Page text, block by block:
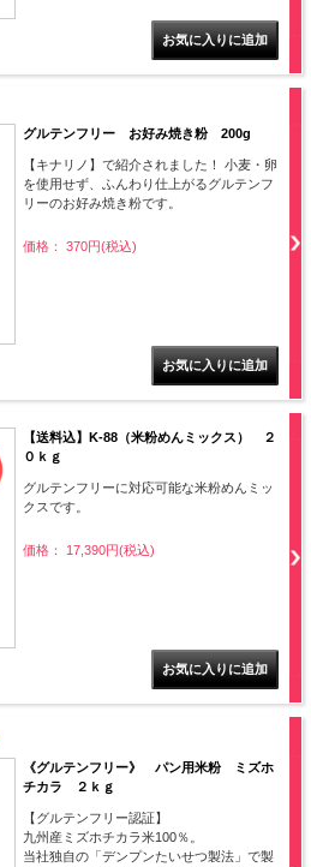
グルテンフリー お好み焼き粉 200g
【キナリノ】で紹介されました！ 小麦・卵
を使用せず、ふんわり仕上がるグルテンフ
リーのお好み焼き粉です。
価格： 370円(税込)
【送料込】K-88（米粉めんミックス） ２
０ｋｇ
グルテンフリーに対応可能な米粉めんミッ
クスです。
価格： 17,390円(税込)
《グルテンフリー》 パン用米粉 ミズホ
チカラ ２ｋｇ
【グルテンフリー認証】
九州産ミズホチカラ米100％。
当社独自の「デンプンたいせつ製法」で製